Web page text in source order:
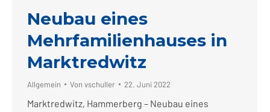
Neubau eines
Mehrfamilienhauses in
Marktredwitz
Allgemein Von vschuller 22. Juni 2022
Marktredwitz, Hammerberg – Neubau eines